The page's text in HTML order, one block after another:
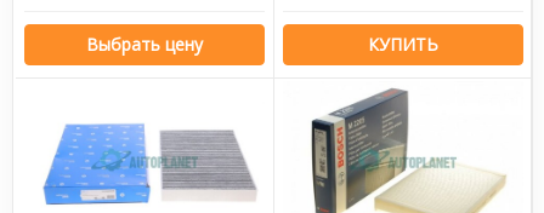
Выбрать цену КУПИТЬ